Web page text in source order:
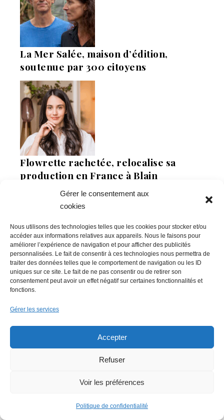
Gérer le consentement aux
cookies
Nous utilisons des technologies telles que les cookies pour stocker et/ou
accéder aux informations relatives aux appareils. Nous le faisons pour
améliorer l’expérience de navigation et pour afficher des publicités
personnalisées. Le fait de consentir à ces technologies nous permettra de
traiter des données telles que le comportement de navigation ou les ID
uniques sur ce site. Le fait de ne pas consentir ou de retirer son
consentement peut avoir un effet négatif sur certaines fonctionnalités et
fonctions.
Gérer les services
Accepter
Refuser
Voir les préférences
Politique de confidentialité
La Mer Salée, maison d’édition,
soutenue par 300 citoyens
Flowrette rachetée, relocalise sa
production en France à Blain
Lire + d'infos éco